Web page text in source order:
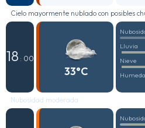
Cielo mayormente nublado con posibles
18 : 00
33°C
Lluvia
Nieve
Nubosidad moderada